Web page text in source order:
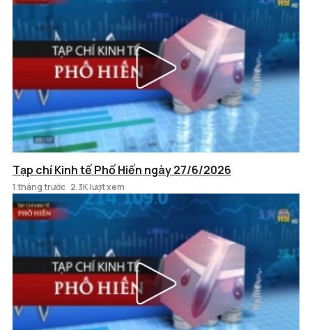
Tạp chí Kinh tế Phố Hiến ngày 27/6/2026
1 tháng trước 2.3K lượt xem